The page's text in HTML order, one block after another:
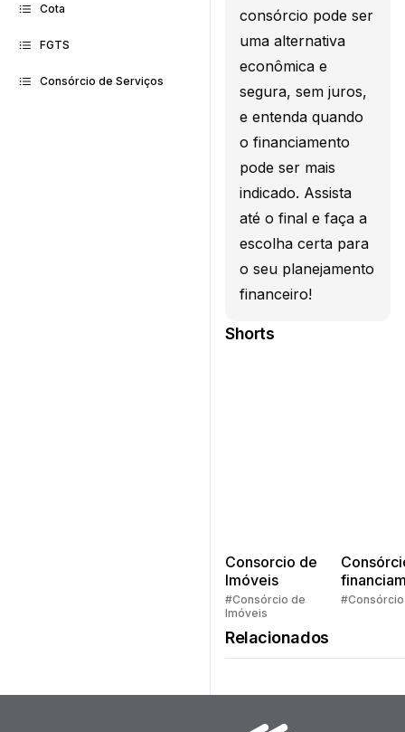
Cota
FGTS
Consórcio de Serviços
consórcio pode ser
uma alternativa
econômica e
segura, sem juros,
e entenda quando
o financiamento
pode ser mais
indicado. Assista
até o final e faça a
escolha certa para
o seu planejamento
financeiro!
Shorts
Consorcio de
Imóveis
#Consórcio de
Imóveis
Quem
#Consórcio
Relacionados